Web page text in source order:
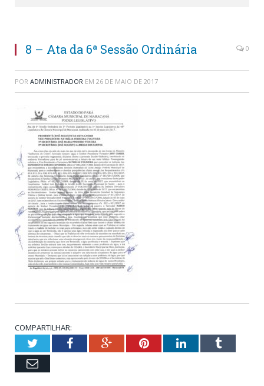
8 – Ata da 6ª Sessão Ordinária 0
POR ADMINISTRADOR EM 26 DE MAIO DE 2017
COMPARTILHAR:
TwitterFacebookGoogle+PinterestLinkedInTumblr
Email